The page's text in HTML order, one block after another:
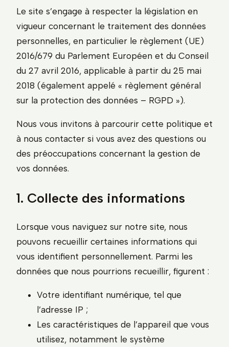
Le site s’engage à respecter la législation en
vigueur concernant le traitement des données
personnelles, en particulier le règlement (UE)
2016/679 du Parlement Européen et du Conseil
du 27 avril 2016, applicable à partir du 25 mai
2018 (également appelé « règlement général
sur la protection des données – RGPD »).
Nous vous invitons à parcourir cette politique et
à nous contacter si vous avez des questions ou
des préoccupations concernant la gestion de
vos données.
1. Collecte des informations
Lorsque vous naviguez sur notre site, nous
pouvons recueillir certaines informations qui
vous identifient personnellement. Parmi les
données que nous pourrions recueillir, figurent :
Votre identifiant numérique, tel que
l’adresse IP ;
Les caractéristiques de l’appareil que vous
utilisez, notamment le système